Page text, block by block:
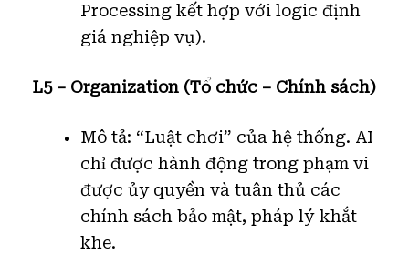
Processing kết hợp với logic định
giá nghiệp vụ).
L5 – Organization (Tổ chức – Chính sách)
Mô tả: “Luật chơi” của hệ thống. AI
chỉ được hành động trong phạm vi
được ủy quyền và tuân thủ các
chính sách bảo mật, pháp lý khắt
khe.